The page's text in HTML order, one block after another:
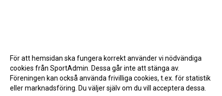
För att hemsidan ska fungera korrekt använder vi nödvändiga
cookies från SportAdmin. Dessa går inte att stänga av.
Föreningen kan också använda frivilliga cookies, t.ex. för statistik
eller marknadsföring. Du väljer själv om du vill acceptera dessa.